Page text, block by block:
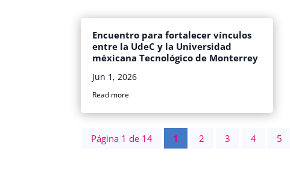
Encuentro para fortalecer vínculos
entre la UdeC y la Universidad
méxicana Tecnológico de Monterrey
Jun 1, 2026
Read more
Página 1 de 14 1 2 3 4 5